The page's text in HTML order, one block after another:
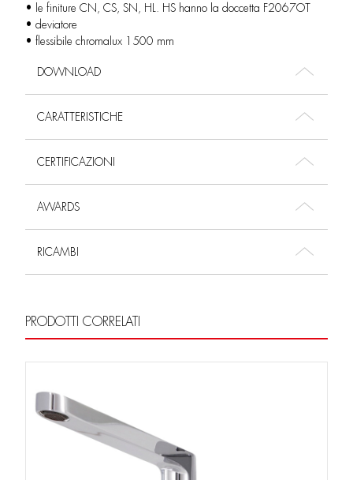
• le finiture CN, CS, SN, HL. HS hanno la doccetta F2067OT
• deviatore
• flessibile chromalux 1500 mm
DOWNLOAD
CARATTERISTICHE
CERTIFICAZIONI
AWARDS
RICAMBI
PRODOTTI CORRELATI